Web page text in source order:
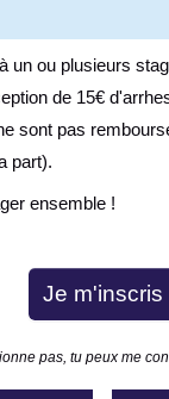
un ou plusieurs
de 15€
sont pas
part).
ensemble !
Je m'inscris
pas, tu peux me